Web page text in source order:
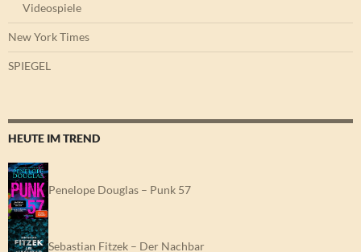
Videospiele
New York Times
SPIEGEL
HEUTE IM TREND
Penelope Douglas – Punk 57
Sebastian Fitzek – Der Nachbar